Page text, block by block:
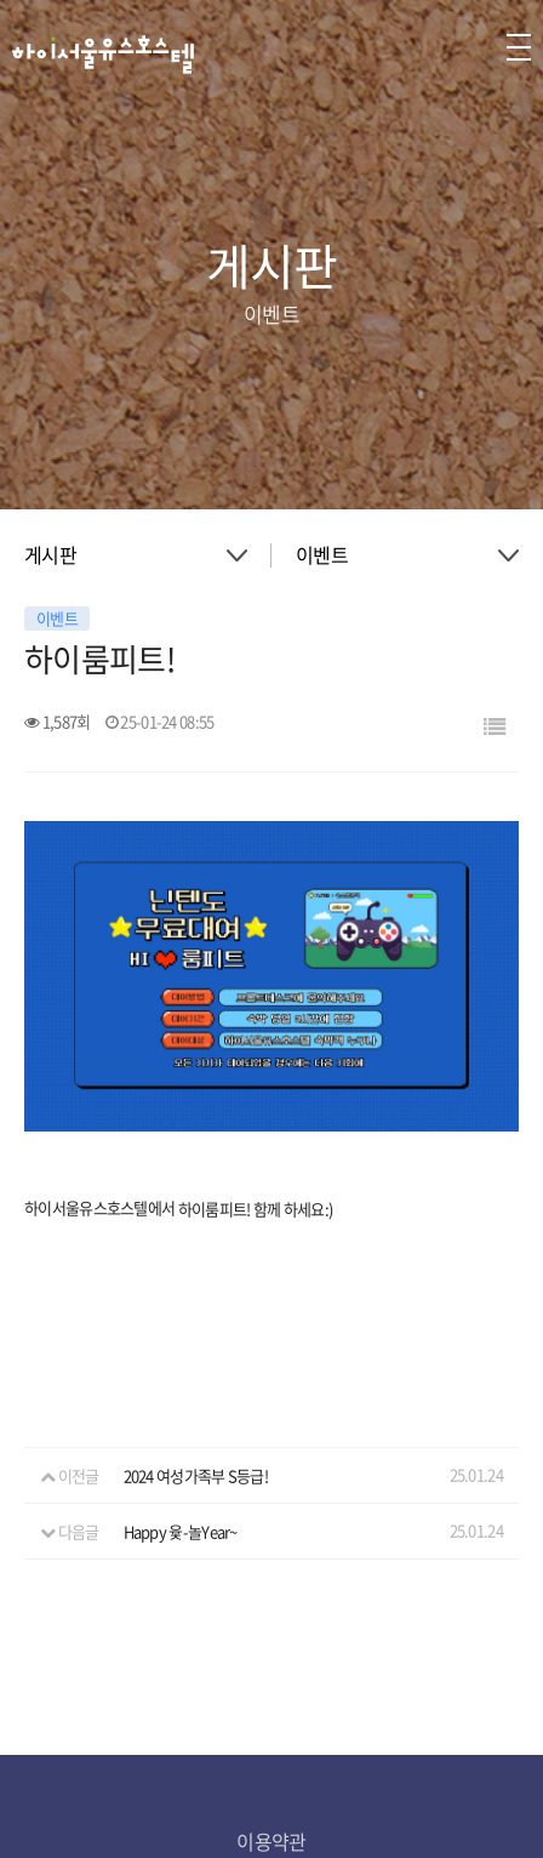
게시판
이벤트
게시판
About
객실
청소년 프로그램
이벤트
아트월갤러리
서울가이드신청
FAQ
이벤트
하이룸피트!
1,587회 25-01-24 08:55
하이서울유스호스텔에서하이룸피트!함께 하세요:)
이전글 2024 여성가족부 S등급! 25.01.24
다음글 Happy 윷-놀Year~ 25.01.24
이용약관